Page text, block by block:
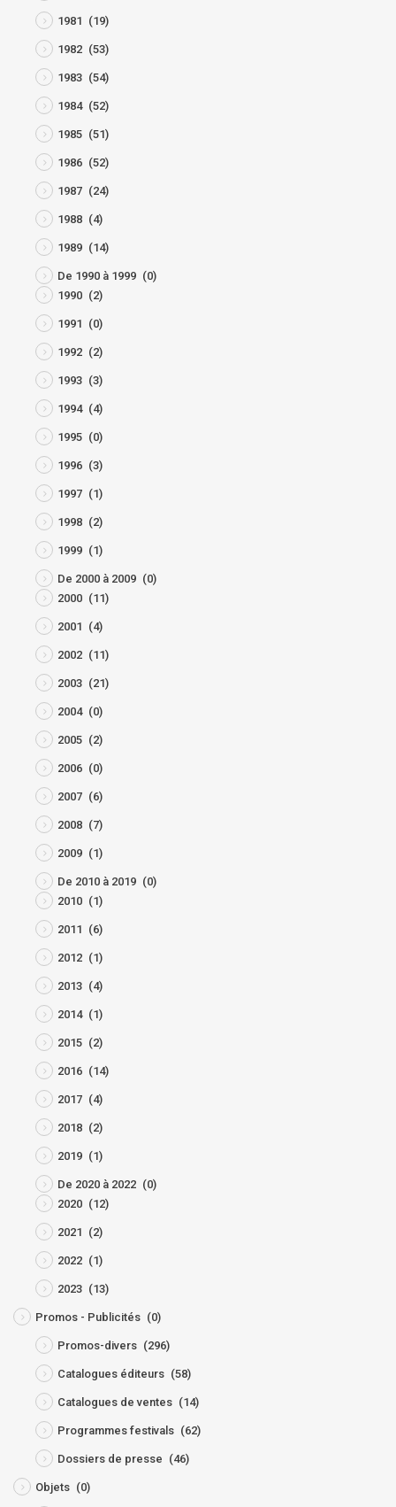
1981 (19)
1982 (53)
1983 (54)
1984 (52)
1985 (51)
1986 (52)
1987 (24)
1988 (4)
1989 (14)
De 1990 à 1999 (0)
1990 (2)
1991 (0)
1992 (2)
1993 (3)
1994 (4)
1995 (0)
1996 (3)
1997 (1)
1998 (2)
1999 (1)
De 2000 à 2009 (0)
2000 (11)
2001 (4)
2002 (11)
2003 (21)
2004 (0)
2005 (2)
2006 (0)
2007 (6)
2008 (7)
2009 (1)
De 2010 à 2019 (0)
2010 (1)
2011 (6)
2012 (1)
2013 (4)
2014 (1)
2015 (2)
2016 (14)
2017 (4)
2018 (2)
2019 (1)
De 2020 à 2022 (0)
2020 (12)
2021 (2)
2022 (1)
2023 (13)
Promos - Publicités (0)
Promos-divers (296)
Catalogues éditeurs (58)
Catalogues de ventes (14)
Programmes festivals (62)
Dossiers de presse (46)
Objets (0)